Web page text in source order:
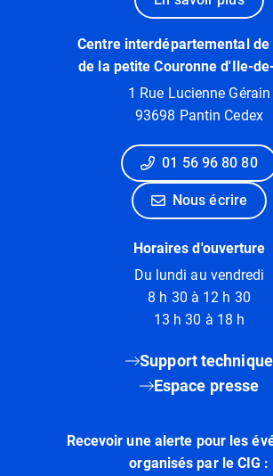
Centre interdépartemental
de la petite Couronne d'Ile-
1 Rue Lucienne Gérain
93698 Pantin Cedex
01 56 96 80 80
Nous écrire
Horaires d'ouverture
Du lundi au vendredi
8 h 30 à 12 h 30
13 h 30 à 18 h
Support technique
Espace presse
Recevoir une alerte pour les
organisés par le CIG :